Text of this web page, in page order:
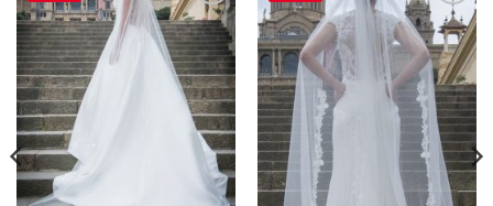
Aan
verlanglijst
toevoegen
Aan
verlanglijst
toevoegen